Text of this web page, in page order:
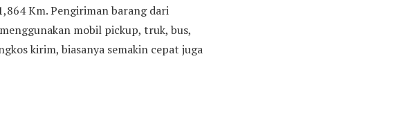
Km. Pengiriman barang dari
mobil pickup, truk, bus,
kirim, biasanya semakin cepat juga